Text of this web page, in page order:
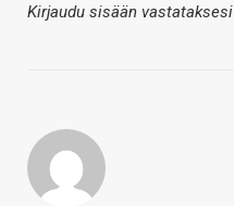
Kirjaudu sisään vastataksesi